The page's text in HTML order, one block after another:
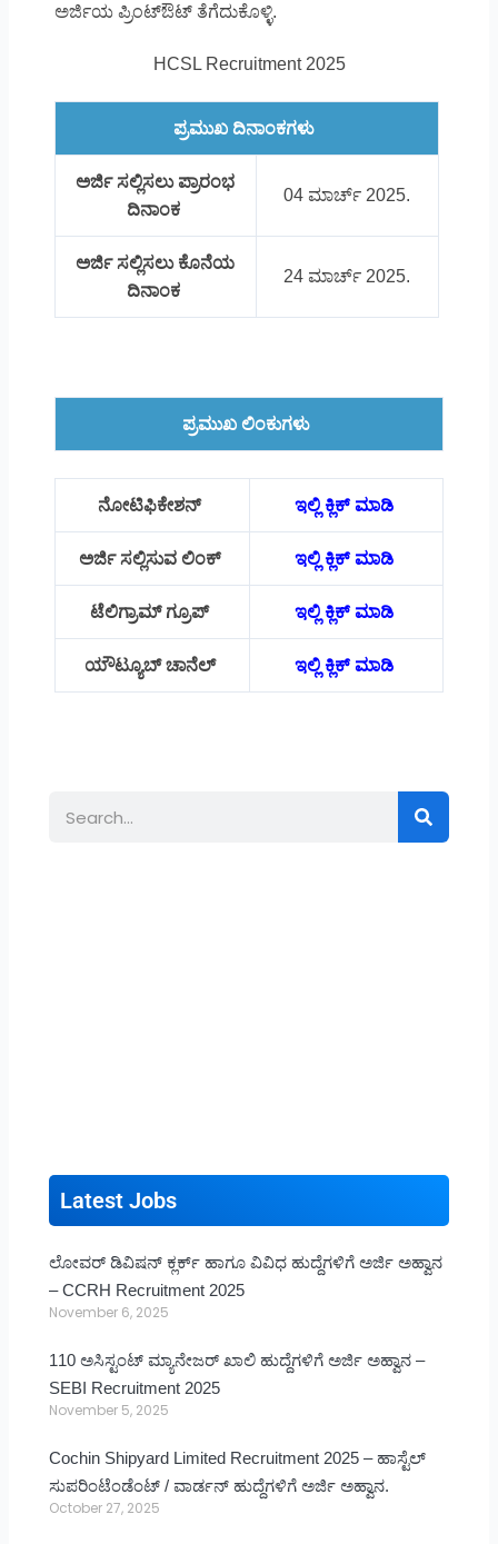
ಅರ್ಜಿಯ ಪ್ರಿಂಟ್‌ಔಟ್ ತೆಗೆದುಕೊಳ್ಳಿ.
HCSL Recruitment 2025
ಪ್ರಮುಖ ದಿನಾಂಕಗಳು
ಅರ್ಜಿ ಸಲ್ಲಿಸಲು ಪ್ರಾರಂಭ
ದಿನಾಂಕ
04 ಮಾರ್ಚ್ 2025.
ಅರ್ಜಿ ಸಲ್ಲಿಸಲು ಕೊನೆಯ
ದಿನಾಂಕ
24 ಮಾರ್ಚ್ 2025.
ಪ್ರಮುಖ ಲಿಂಕುಗಳು
ನೋಟಿಫಿಕೇಶನ್ ಇಲ್ಲಿ ಕ್ಲಿಕ್ ಮಾಡಿ
ಅರ್ಜಿ ಸಲ್ಲಿಸುವ ಲಿಂಕ್ ಇಲ್ಲಿ ಕ್ಲಿಕ್ ಮಾಡಿ
ಟೆಲಿಗ್ರಾಮ್ ಗ್ರೂಪ್ ಇಲ್ಲಿ ಕ್ಲಿಕ್ ಮಾಡಿ
ಯೌಟ್ಯೂಬ್ ಚಾನೆಲ್ ಇಲ್ಲಿ ಕ್ಲಿಕ್ ಮಾಡಿ
Latest Jobs
ಲೋವರ್ ಡಿವಿಷನ್ ಕ್ಲರ್ಕ್ ಹಾಗೂ ವಿವಿಧ ಹುದ್ದೆಗಳಿಗೆ ಅರ್ಜಿ ಅಹ್ವಾನ
– CCRH Recruitment 2025
November 6, 2025
110 ಅಸಿಸ್ಟಂಟ್ ಮ್ಯಾನೇಜರ್ ಖಾಲಿ ಹುದ್ದೆಗಳಿಗೆ ಅರ್ಜಿ ಅಹ್ವಾನ –
SEBI Recruitment 2025
November 5, 2025
Cochin Shipyard Limited Recruitment 2025 – ಹಾಸ್ಟೆಲ್
ಸುಪರಿಂಟೆಂಡೆಂಟ್ / ವಾರ್ಡನ್ ಹುದ್ದೆಗಳಿಗೆ ಅರ್ಜಿ ಅಹ್ವಾನ.
October 27, 2025